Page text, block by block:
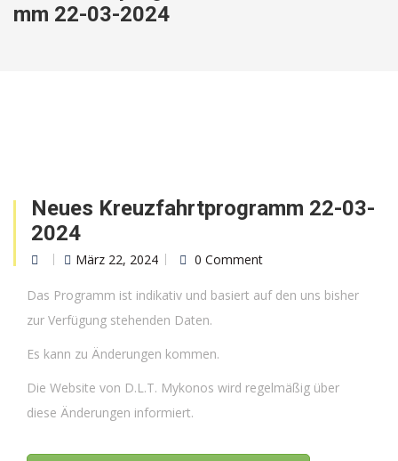
mm 22-03-2024
Neues Kreuzfahrtprogramm 22-03-
2024
März 22, 2024 0 Comment
Das Programm ist indikativ und basiert auf den uns bisher
zur Verfügung stehenden Daten.
Es kann zu Änderungen kommen.
Die Website von D.L.T. Mykonos wird regelmäßig über
diese Änderungen informiert.